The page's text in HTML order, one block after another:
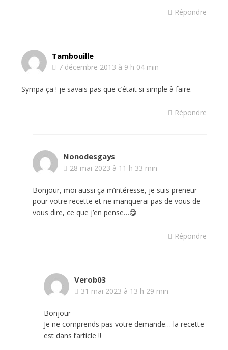
Répondre
Tambouille
7 décembre 2013 à 9 h 04 min
Sympa ça ! je savais pas que c’était si simple à faire.
Répondre
Nonodesgays
28 mai 2023 à 11 h 33 min
Bonjour, moi aussi ça m’intéresse, je suis preneur
pour votre recette et ne manquerai pas de vous de
vous dire, ce que j’en pense…😋
Répondre
Verob03
31 mai 2023 à 13 h 29 min
Bonjour
Je ne comprends pas votre demande… la recette
est dans l’article !!